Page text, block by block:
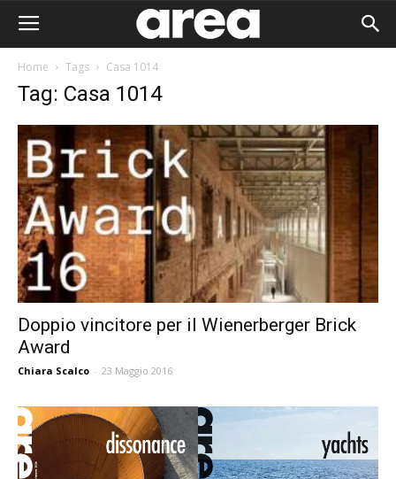
Home Tags Casa 1014
Tag: Casa 1014
Doppio vincitore per il Wienerberger Brick
Award
Chiara Scalco - 23 Maggio 2016